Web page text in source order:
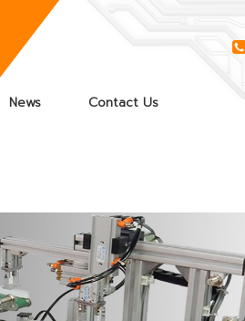
News Contact Us